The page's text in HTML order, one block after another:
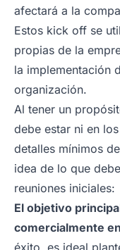
afectará a la
Estos kick off se
propias de la
la implementación
organización.
Al tener un
debe estar ni en
detalles mínimos
idea de lo que
reuniones iniciales:
El objetivo
comercialmente
éxito, es ideal